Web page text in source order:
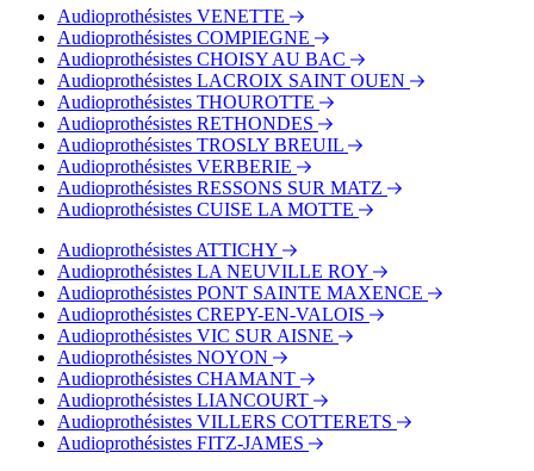
Audioprothésistes VENETTE
Audioprothésistes COMPIEGNE
Audioprothésistes CHOISY AU BAC
Audioprothésistes LACROIX SAINT OUEN
Audioprothésistes THOUROTTE
Audioprothésistes RETHONDES
Audioprothésistes TROSLY BREUIL
Audioprothésistes VERBERIE
Audioprothésistes RESSONS SUR MATZ
Audioprothésistes CUISE LA MOTTE
Audioprothésistes ATTICHY
Audioprothésistes LA NEUVILLE ROY
Audioprothésistes PONT SAINTE MAXENCE
Audioprothésistes CREPY-EN-VALOIS
Audioprothésistes VIC SUR AISNE
Audioprothésistes NOYON
Audioprothésistes CHAMANT
Audioprothésistes LIANCOURT
Audioprothésistes VILLERS COTTERETS
Audioprothésistes FITZ-JAMES